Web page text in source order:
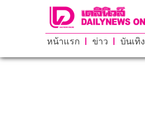
หน้าแรก ข่าว บันเทิง